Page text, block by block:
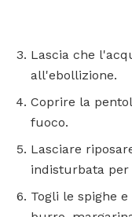
Lascia che
all'ebollizione.
Coprire la
fuoco.
Lasciare
indisturbata per
Togli le spighe